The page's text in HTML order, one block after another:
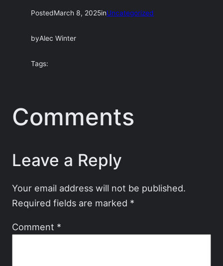
PostedMarch 8, 2025inUncategorized
byAlec Winter
Tags:
Comments
Leave a Reply
Your email address will not be published.
Required fields are marked *
Comment *